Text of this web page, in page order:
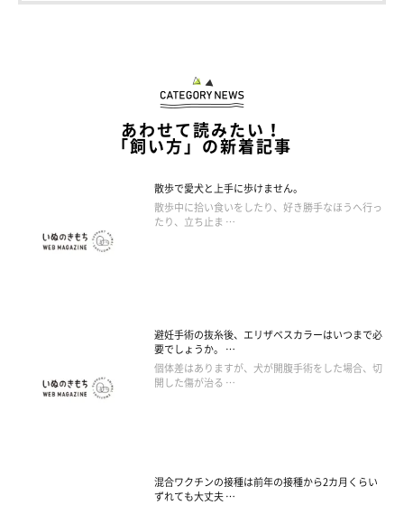
あわせて読みたい！
「飼い方」の新着記事
散歩で愛犬と上手に歩けません。
散歩中に拾い食いをしたり、好き勝手なほうへ行っ
たり、立ち止ま …
避妊手術の抜糸後、エリザベスカラーはいつまで必
要でしょうか。 …
個体差はありますが、犬が開腹手術をした場合、切
開した傷が治る …
混合ワクチンの接種は前年の接種から2カ月くらい
ずれても大丈夫 …